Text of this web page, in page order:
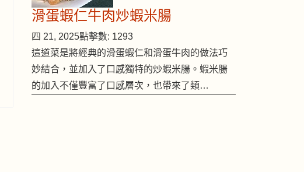
滑蛋蝦仁牛肉炒蝦米腸
四 21, 2025點擊數: 1293
這道菜是將經典的滑蛋蝦仁和滑蛋牛肉的做法巧
妙結合，並加入了口感獨特的炒蝦米腸。蝦米腸
的加入不僅豐富了口感層次，也帶來了類…